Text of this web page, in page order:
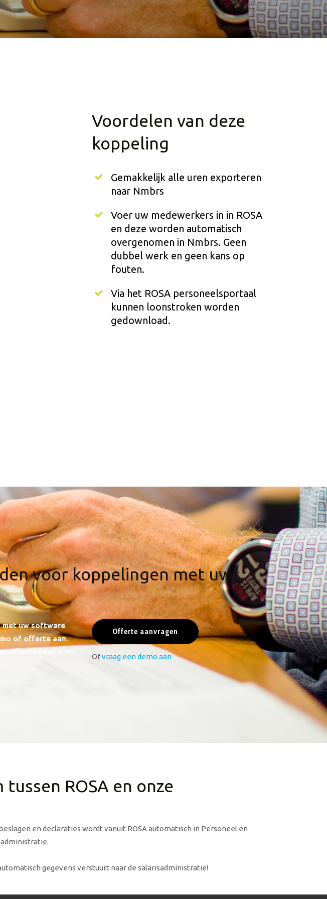
Voordelen van deze
koppeling
Gemakkelijk alle uren exporteren
naar Nmbrs
Voer uw medewerkers in in ROSA
en deze worden automatisch
overgenomen in Nmbrs. Geen
dubbel werk en geen kans op
fouten.
Via het ROSA personeelsportaal
kunnen loonstroken worden
gedownload.
voor koppelingen met uw
met uw software
of offerte aan.
offerte voor u op.
Offerte aanvragen
Ofvraag een demo aan
ROSA en onze
en declaraties wordt vanuit ROSA automatisch in Personeel en
gegevens verstuurt naar de salarisadministratie!